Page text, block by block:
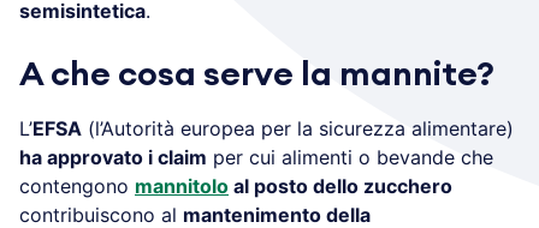
semisintetica.
A che cosa serve la mannite?
L’EFSA (l’Autorità europea per la sicurezza alimentare)
ha approvato i claim per cui alimenti o bevande che
contengono mannitolo al posto dello zucchero
contribuiscono al mantenimento della